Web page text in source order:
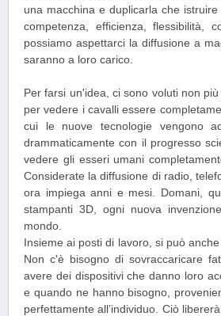
una macchina e duplicarla che
competenza, efficienza, flessibilità,
possiamo aspettarci la diffusione a
saranno a loro carico.
Per farsi un'idea, ci sono voluti non
per vedere i cavalli essere
cui le nuove tecnologie vengono
drammaticamente con il progresso
vedere gli esseri umani
Considerate la diffusione di radio,
ora impiega anni e mesi. Domani,
stampanti 3D, ogni nuova
mondo.
Insieme ai posti di lavoro, si può
Non c'è bisogno di sovraccaricare
avere dei dispositivi che danno loro
e quando ne hanno bisogno,
perfettamente all’individuo. Ciò